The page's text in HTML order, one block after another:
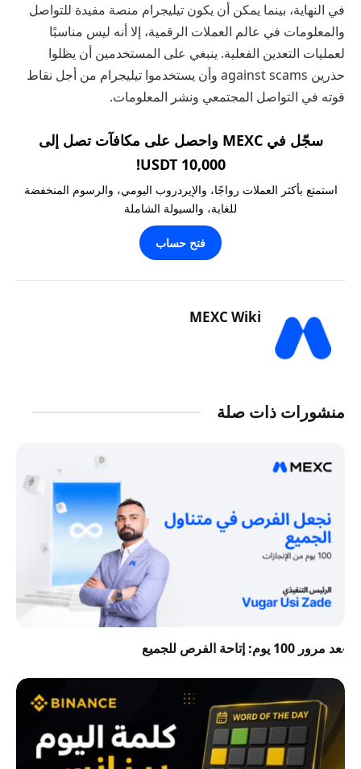
في النهاية، بينما يمكن أن يكون تيليجرام منصة مفيدة للتواصل
والمعلومات في عالم العملات الرقمية، إلا أنه ليس مناسبًا
لعمليات التعدين الفعلية. ينبغي على المستخدمين أن يظلوا
حذرين against scams وأن يستخدموا تيليجرام من أجل نقاط
قوته في التواصل المجتمعي ونشر المعلومات.
سجّل في MEXC واحصل على مكافآت تصل إلى
10,000 USDT!
استمتع بأكثر العملات رواجًا، والإيردروب اليومي، والرسوم المنخفضة
للغاية، والسيولة الشاملة
فتح حساب
MEXC Wiki
منشورات ذات صلة
بعد مرور 100 يوم: إتاحة الفرص للجميع